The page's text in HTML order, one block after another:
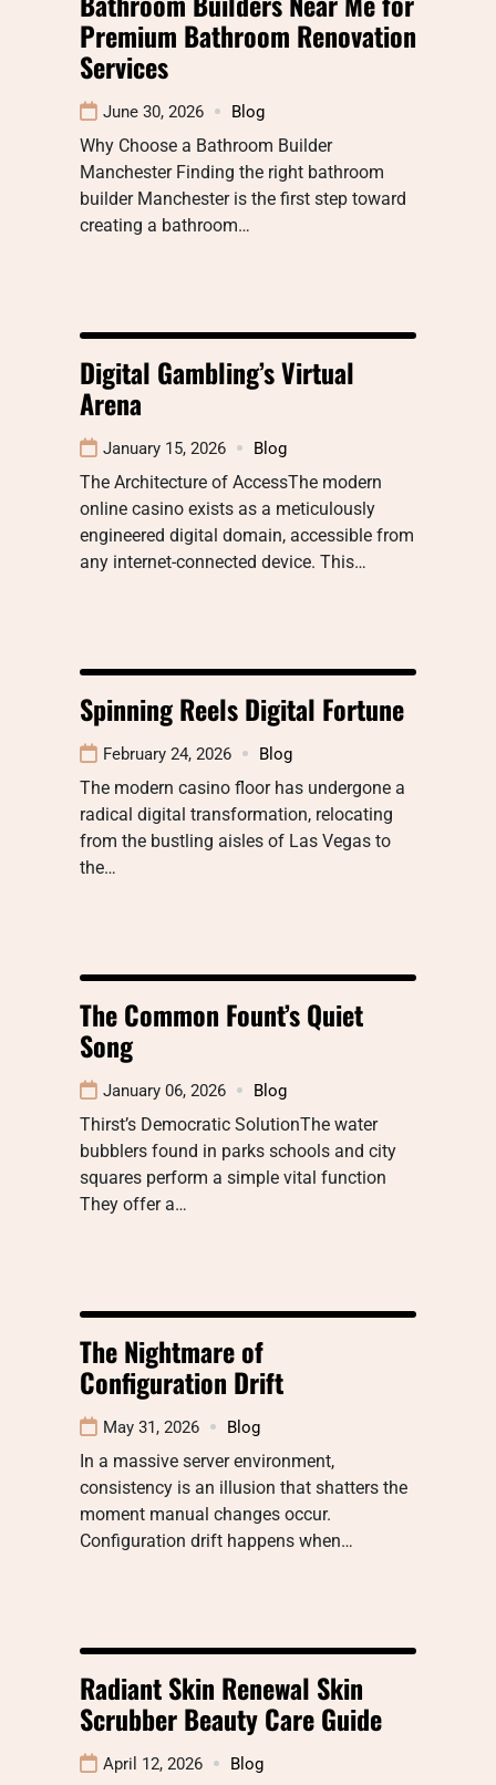
Premium Bathroom Renovation
Services
June 30, 2026 Blog
Why Choose a Bathroom Builder
Manchester Finding the right bathroom
builder Manchester is the first step toward
creating a bathroom…
Digital Gambling’s Virtual
Arena
January 15, 2026 Blog
The Architecture of AccessThe modern
online casino exists as a meticulously
engineered digital domain, accessible from
any internet-connected device. This…
Spinning Reels Digital Fortune
February 24, 2026 Blog
The modern casino floor has undergone a
radical digital transformation, relocating
from the bustling aisles of Las Vegas to
the…
The Common Fount’s Quiet
Song
January 06, 2026 Blog
Thirst’s Democratic SolutionThe water
bubblers found in parks schools and city
squares perform a simple vital function
They offer a…
The Nightmare of
Configuration Drift
May 31, 2026 Blog
In a massive server environment,
consistency is an illusion that shatters the
moment manual changes occur.
Configuration drift happens when…
Radiant Skin Renewal Skin
Scrubber Beauty Care Guide
April 12, 2026 Blog